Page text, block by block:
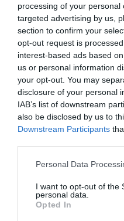
processing of your
targeted advertising by us,
section to confirm your
opt-out request is
interest-based ads based
us or personal information
your opt-out. You may
disclosure of your personal
IAB’s list of downstream
also be disclosed by us to
Downstream Participants
Personal Data
I want to opt-out of the
personal data.
Opted In
By
ADVERTISEMENT -